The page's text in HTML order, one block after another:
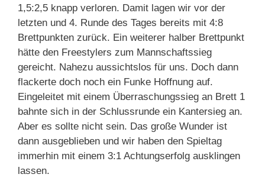
1,5:2,5 knapp verloren. Damit lagen wir vor der
letzten und 4. Runde des Tages bereits mit 4:8
Brettpunkten zurück. Ein weiterer halber Brettpunkt
hätte den Freestylers zum Mannschaftssieg
gereicht. Nahezu aussichtslos für uns. Doch dann
flackerte doch noch ein Funke Hoffnung auf.
Eingeleitet mit einem Überraschungssieg an Brett 1
bahnte sich in der Schlussrunde ein Kantersieg an.
Aber es sollte nicht sein. Das große Wunder ist
dann ausgeblieben und wir haben den Spieltag
immerhin mit einem 3:1 Achtungserfolg ausklingen
lassen.